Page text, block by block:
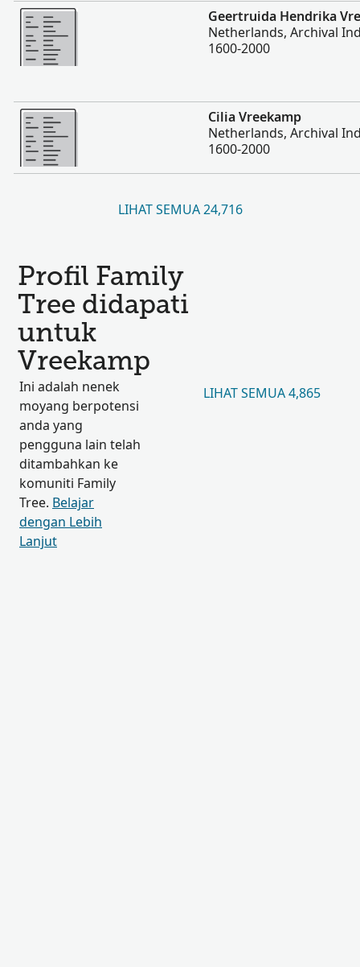
Lebih
Geertruida Hendrika
Netherlands, Archival
1600-2000
Lebih
Cilia Vreekamp
Netherlands, Archival
1600-2000
LIHAT SEMUA 24,716
Profil Family
Tree didapati
untuk
Vreekamp
Ini adalah nenek
moyang berpotensi
anda yang
pengguna lain telah
ditambahkan ke
komuniti Family
Tree. Belajar
dengan Lebih
Lanjut
LIHAT SEMUA 4,865